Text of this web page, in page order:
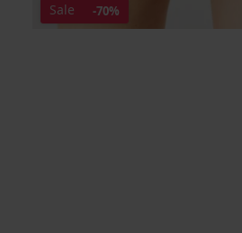
Sale -70%